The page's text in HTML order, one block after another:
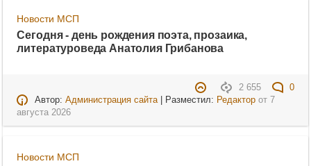
Новости МСП
Сегодня - день рождения поэта, прозаика,
литературоведа Анатолия Грибанова
2 655
0
Автор: Администрация сайта| Разместил: Редакторот 7
августа 2026
Новости МСП